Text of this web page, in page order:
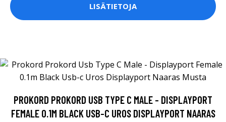
LISÄTIETOJA
PROKORD PROKORD USB TYPE C MALE - DISPLAYPORT
FEMALE 0.1M BLACK USB-C UROS DISPLAYPORT NAARAS